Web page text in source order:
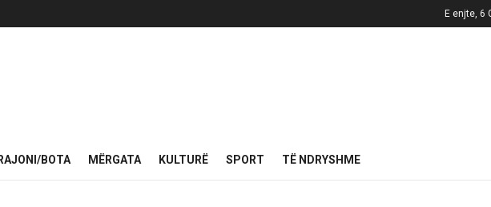
E enjte, 6
BOTA MËRGATA KULTURË SPORT TË NDRYSHME